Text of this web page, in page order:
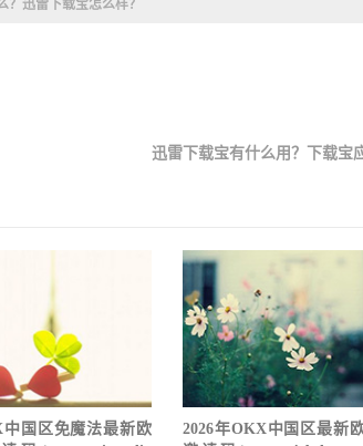
？迅雷下载宝怎么样？
迅雷下载宝有什么用？下载宝
中国区免魔法最新欧
2026年OKX中国区最新